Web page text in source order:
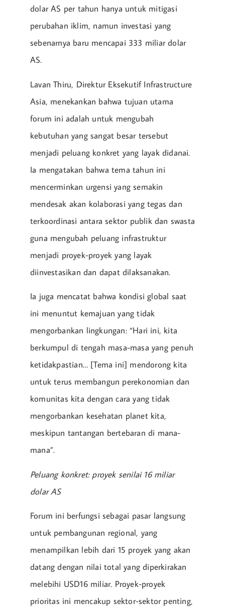
dolar AS per tahun hanya untuk mitigasi
perubahan iklim, namun investasi yang
sebenarnya baru mencapai 333 miliar dolar
AS.
Lavan Thiru, Direktur Eksekutif Infrastructure
Asia, menekankan bahwa tujuan utama
forum ini adalah untuk mengubah
kebutuhan yang sangat besar tersebut
menjadi peluang konkret yang layak didanai.
Ia mengatakan bahwa tema tahun ini
mencerminkan urgensi yang semakin
mendesak akan kolaborasi yang tegas dan
terkoordinasi antara sektor publik dan swasta
guna mengubah peluang infrastruktur
menjadi proyek-proyek yang layak
diinvestasikan dan dapat dilaksanakan.
Ia juga mencatat bahwa kondisi global saat
ini menuntut kemajuan yang tidak
mengorbankan lingkungan: “Hari ini, kita
berkumpul di tengah masa-masa yang penuh
ketidakpastian… [Tema ini] mendorong kita
untuk terus membangun perekonomian dan
komunitas kita dengan cara yang tidak
mengorbankan kesehatan planet kita,
meskipun tantangan bertebaran di mana-
mana”.
Peluang konkret: proyek senilai 16 miliar
dolar AS
Forum ini berfungsi sebagai pasar langsung
untuk pembangunan regional, yang
menampilkan lebih dari 15 proyek yang akan
datang dengan nilai total yang diperkirakan
melebihi USD16 miliar. Proyek-proyek
prioritas ini mencakup sektor-sektor penting,